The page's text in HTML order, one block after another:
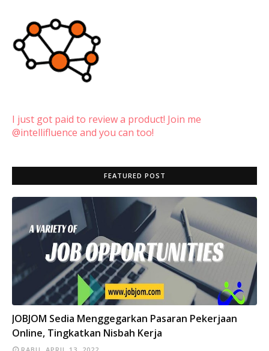
I just got paid to review a product! Join me
@intellifluence and you can too!
FEATURED POST
INFO
JOBJOM Sedia Menggegarkan Pasaran Pekerjaan
Online, Tingkatkan Nisbah Kerja